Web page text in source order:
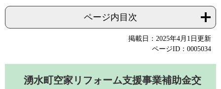
ページ内目次
掲載日：2025年4月1日更新
ページID：0005034
湧水町空家リフォーム支援事業補助金交